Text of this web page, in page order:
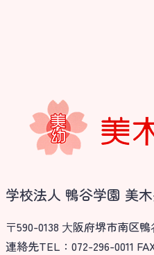
学校法人 鴨谷学園 美
〒590-0138 ⼤阪府堺市南区
連絡先TEL：072-296-0011